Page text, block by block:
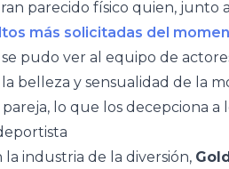
parecido físico quien, junto a
más solicitadas del
pudo ver al equipo de
belleza y sensualidad de la
lo que los decepciona a
industria de la diversión,